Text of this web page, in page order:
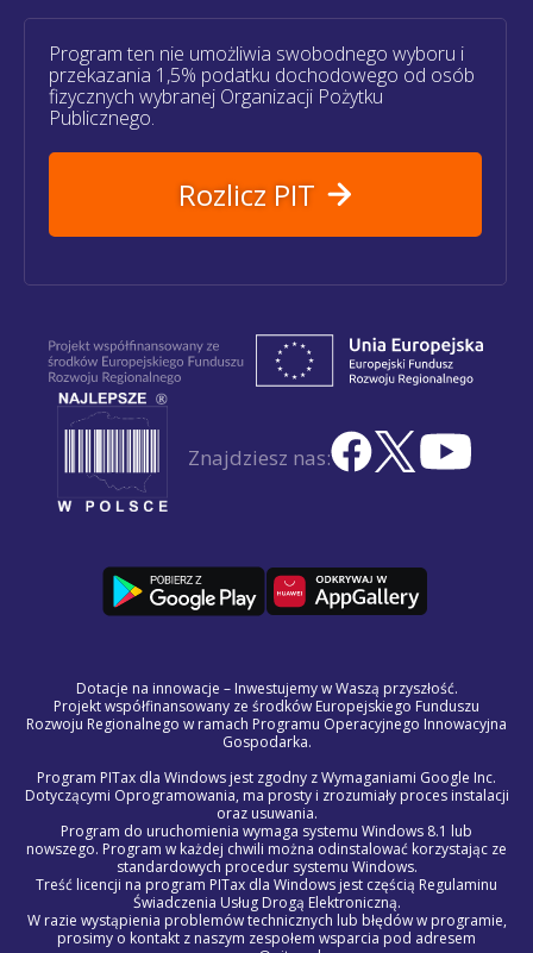
Program ten nie umożliwia swobodnego wyboru i
przekazania 1,5% podatku dochodowego od osób
fizycznych wybranej Organizacji Pożytku
Publicznego.
Rozlicz PIT
Znajdziesz nas:
Dotacje na innowacje – Inwestujemy w Waszą przyszłość.
Projekt współfinansowany ze środków Europejskiego Funduszu
Rozwoju Regionalnego w ramach Programu Operacyjnego Innowacyjna
Gospodarka.
Program PITax dla Windows jest zgodny z Wymaganiami Google Inc.
Dotyczącymi Oprogramowania, ma prosty i zrozumiały proces instalacji
oraz usuwania.
Program do uruchomienia wymaga systemu Windows 8.1 lub
nowszego. Program w każdej chwili można odinstalować korzystając ze
standardowych procedur systemu Windows.
Treść licencji na program PITax dla Windows jest częścią Regulaminu
Świadczenia Usług Drogą Elektroniczną.
W razie wystąpienia problemów technicznych lub błędów w programie,
prosimy o kontakt z naszym zespołem wsparcia pod adresem